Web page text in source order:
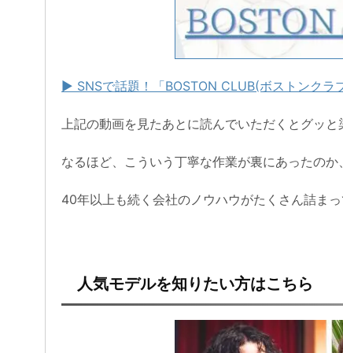
▶ SNSで話題！「BOSTON CLUB(ボストンクラ
上記の動画を見たあとに読んでいただくとグッと
なるほど、こういう丁寧な作業が裏にあったの
40年以上も続く会社のノウハウがたくさん詰まっ
人気モデルを知りたい方はこちら